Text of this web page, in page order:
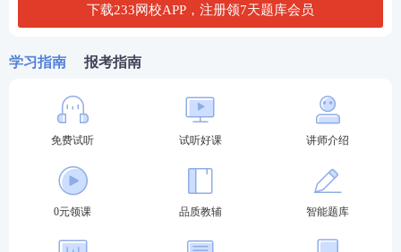
下载233网校APP，注册领7天题库会员
学习指南 报考指南
免费试听 试听好课 讲师介绍
0元领课 品质教辅 智能题库